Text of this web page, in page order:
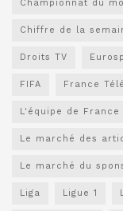
Championnat du
Chiffre de la
Droits TV
FIFA France
L'équipe de
Le marché des
Le marché du
Liga Ligue 1